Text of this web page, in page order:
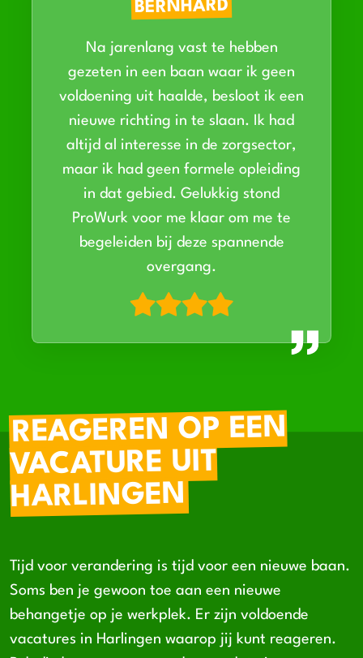
BERNHARD
Na jarenlang vast te hebben
gezeten in een baan waar ik geen
voldoening uit haalde, besloot ik een
nieuwe richting in te slaan. Ik had
altijd al interesse in de zorgsector,
maar ik had geen formele opleiding
in dat gebied. Gelukkig stond
ProWurk voor me klaar om me te
begeleiden bij deze spannende
overgang.
REAGEREN OP EEN
VACATURE UIT
HARLINGEN
Tijd voor verandering is tijd voor een nieuwe baan.
Soms ben je gewoon toe aan een nieuwe
behangetje op je werkplek. Er zijn voldoende
vacatures in Harlingen waarop jij kunt reageren.